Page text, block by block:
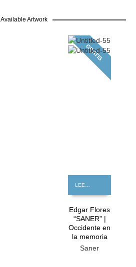
Available Artwork
GRATIS
Edgar Flores
“SANER” |
Occidente en
la memoria
Saner